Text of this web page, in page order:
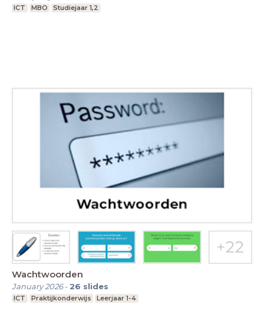
ICT MBO Studiejaar 1,2
Wachtwoorden
January 2026- 26 slides
ICT Praktijkonderwijs Leerjaar 1-4